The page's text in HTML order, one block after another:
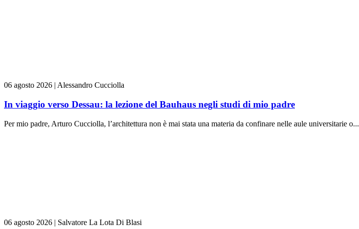
06 agosto 2026 | Alessandro Cucciolla
In viaggio verso Dessau: la lezione del Bauhaus negli studi di mio padre
Per mio padre, Arturo Cucciolla, l’architettura non è mai stata una materia da confinare nelle aule universitarie o...
06 agosto 2026 | Salvatore La Lota Di Blasi